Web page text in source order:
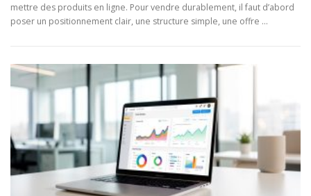
mettre des produits en ligne. Pour vendre durablement, il faut d’abord
poser un positionnement clair, une structure simple, une offre …